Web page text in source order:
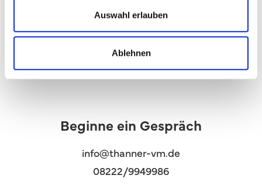
Auswahl erlauben
Ablehnen
Termin vereinbaren
Beginne ein Gespräch
info@thanner-vm.de
08222/9949986